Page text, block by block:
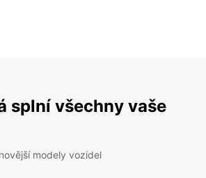
splní všechny vaše
modely vozidel